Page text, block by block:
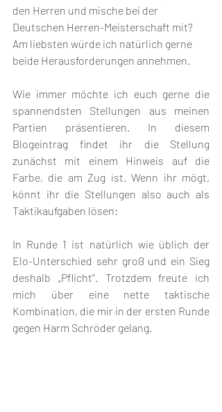
den Herren und mische bei der
Deutschen Herren-Meisterschaft mit?
Am liebsten würde ich natürlich gerne
beide Herausforderungen annehmen.
Wie immer möchte ich euch gerne die
spannendsten Stellungen aus meinen
Partien präsentieren. In diesem
Blogeintrag findet ihr die Stellung
zunächst mit einem Hinweis auf die
Farbe, die am Zug ist. Wenn ihr mögt,
könnt ihr die Stellungen also auch als
Taktikaufgaben lösen:
In Runde 1 ist natürlich wie üblich der
Elo-Unterschied sehr groß und ein Sieg
deshalb „Pflicht“. Trotzdem freute ich
mich über eine nette taktische
Kombination, die mir in der ersten Runde
gegen Harm Schröder gelang.